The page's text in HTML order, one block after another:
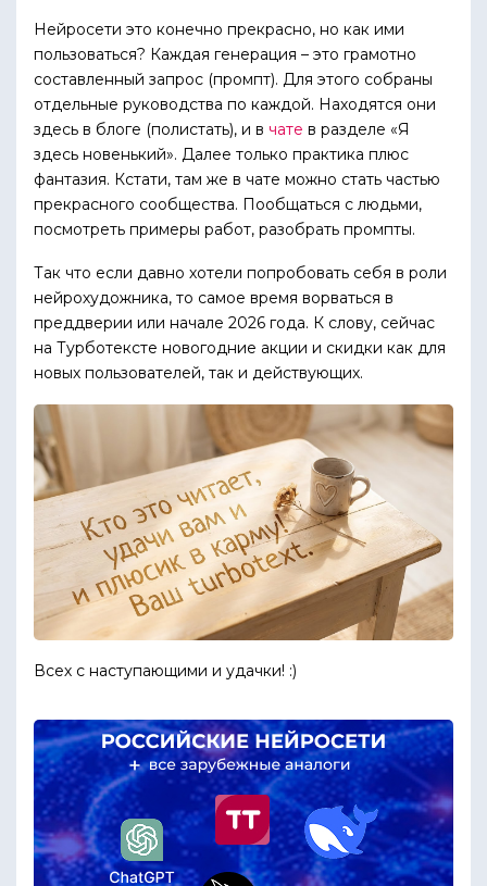
Нейросети это конечно прекрасно, но как ими
пользоваться? Каждая генерация – это грамотно
составленный запрос (промпт). Для этого собраны
отдельные руководства по каждой. Находятся они
здесь в блоге (полистать), и в чате в разделе «Я
здесь новенький». Далее только практика плюс
фантазия. Кстати, там же в чате можно стать частью
прекрасного сообщества. Пообщаться с людьми,
посмотреть примеры работ, разобрать промпты.
Так что если давно хотели попробовать себя в роли
нейрохудожника, то самое время ворваться в
преддверии или начале 2026 года. К слову, сейчас
на Турботексте новогодние акции и скидки как для
новых пользователей, так и действующих.
Всех с наступающими и удачки! :)